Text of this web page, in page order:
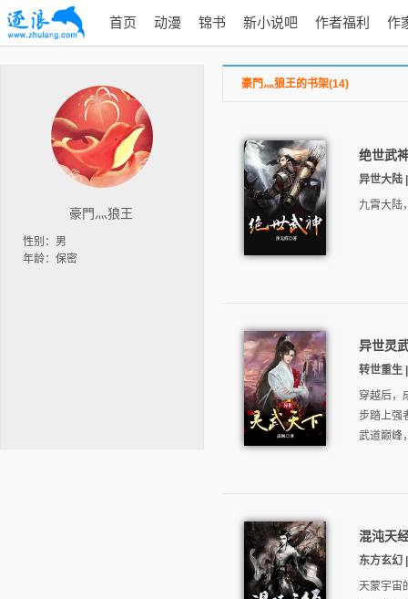
首页 动漫 锦书 新小说吧 作者福利 作
豪門灬狼王
性别：男
年龄：保密
豪門灬狼王的书架(14)
绝世武
异世大陆
九霄大陆
异世灵
转世重生
穿越后，
步踏上强
武道巅峰
混沌天
东方玄幻
天蒙宇宙